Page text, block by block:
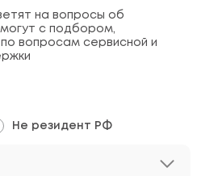
на вопросы об
с подбором,
вопросам сервисной и
Не резидент РФ